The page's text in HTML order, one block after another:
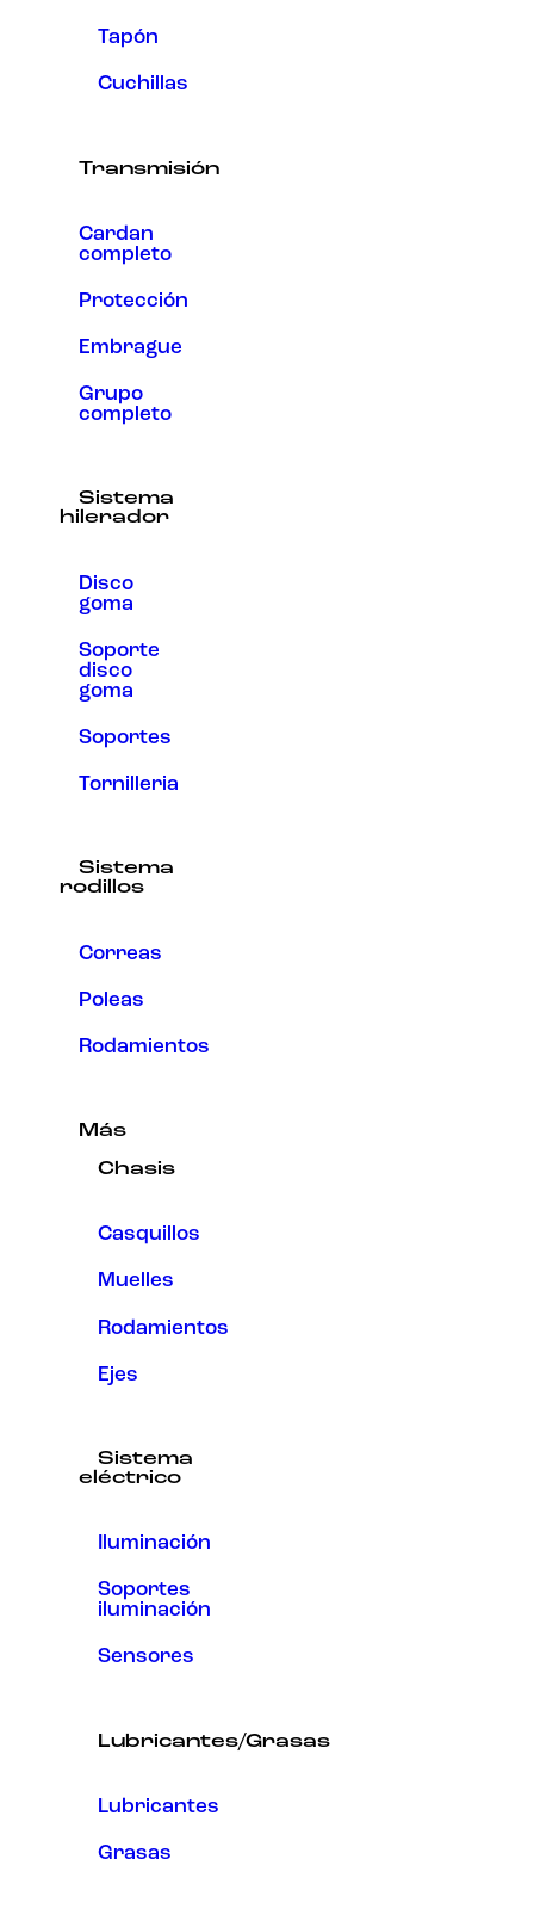
Tapón
Cuchillas
Transmisión
Cardan
completo
Protección
Embrague
Grupo
completo
Sistema
hilerador
Disco
goma
Soporte
disco
goma
Soportes
Tornilleria
Sistema
rodillos
Correas
Poleas
Rodamientos
Más
Chasis
Casquillos
Muelles
Rodamientos
Ejes
Sistema
eléctrico
Iluminación
Soportes
iluminación
Sensores
Lubricantes/Grasas
Lubricantes
Grasas